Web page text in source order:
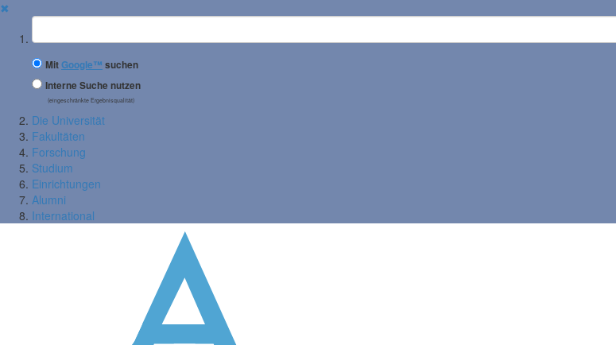
✖
Suchbegriff
MitGoogle™ suchen
Interne Suche nutzen
(eingeschränkte Ergebnisqualität)
Die Universität
Fakultäten
Forschung
Studium
Einrichtungen
Alumni
International